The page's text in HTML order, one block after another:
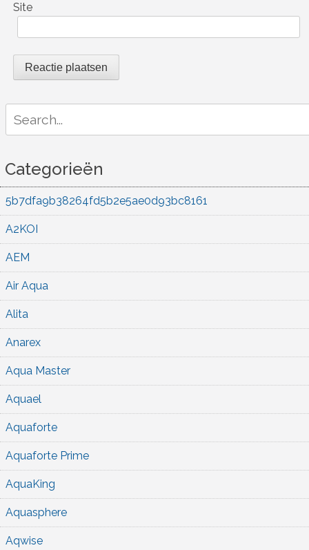
Site
for:
Categorieën
5b7dfa9b38264fd5b2e5ae0d93bc8161
A2KOI
AEM
Air Aqua
Alita
Anarex
Aqua Master
Aquael
Aquaforte
Aquaforte Prime
AquaKing
Aquasphere
Aqwise